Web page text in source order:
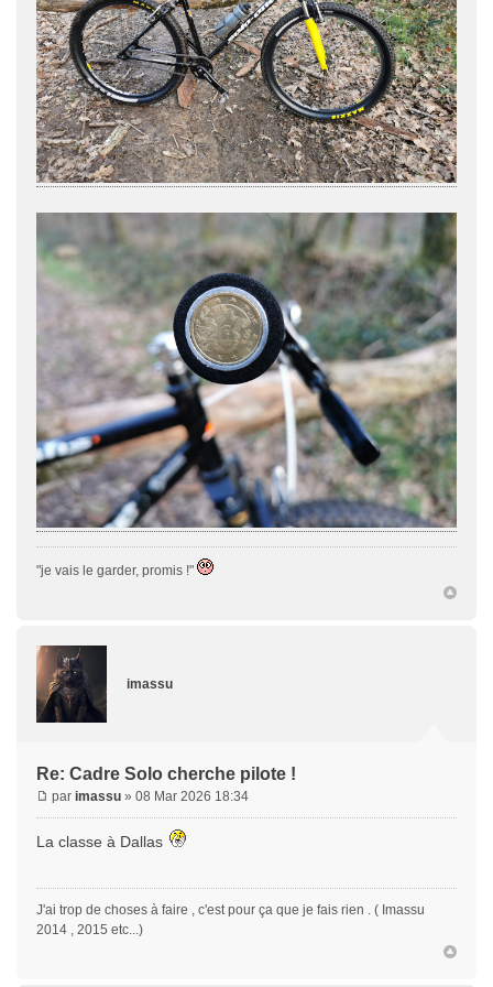
"je vais le garder, promis !"
imassu
Re: Cadre Solo cherche pilote !
par imassu » 08 Mar 2026 18:34
La classe à Dallas
J'ai trop de choses à faire , c'est pour ça que je fais rien . ( Imassu
2014 , 2015 etc...)